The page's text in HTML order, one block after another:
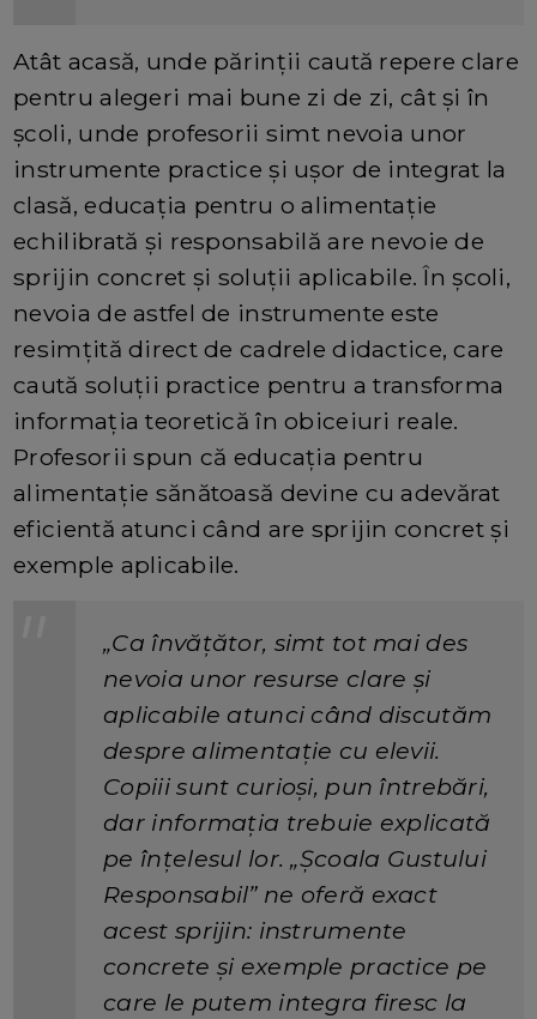
Atât acasă, unde părinții caută repere clare
pentru alegeri mai bune zi de zi, cât și în
școli, unde profesorii simt nevoia unor
instrumente practice și ușor de integrat la
clasă, educația pentru o alimentație
echilibrată și responsabilă are nevoie de
sprijin concret și soluții aplicabile. În școli,
nevoia de astfel de instrumente este
resimțită direct de cadrele didactice, care
caută soluții practice pentru a transforma
informația teoretică în obiceiuri reale.
Profesorii spun că educația pentru
alimentație sănătoasă devine cu adevărat
eficientă atunci când are sprijin concret și
exemple aplicabile.
„Ca învățător, simt tot mai des
nevoia unor resurse clare și
aplicabile atunci când discutăm
despre alimentație cu elevii.
Copiii sunt curioși, pun întrebări,
dar informația trebuie explicată
pe înțelesul lor. „Școala Gustului
Responsabil” ne oferă exact
acest sprijin: instrumente
concrete și exemple practice pe
care le putem integra firesc la